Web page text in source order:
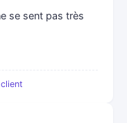
se sent pas très